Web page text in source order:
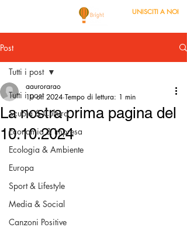
UNISCITI A NOI
Post
Tutti i post
Scuola & Cultura
Economia & Impresa
Ecologia & Ambiente
Europa
Sport & Lifestyle
Media & Social
Canzoni Positive
Tutti i post
La nostra prima pagina del
10.10.2024
aaurorarao
10 ott 2024 Tempo di lettura: 1 min